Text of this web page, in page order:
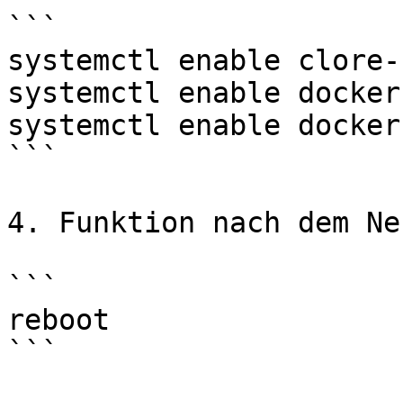
```
systemctl enable
systemctl enable
systemctl enable
```
4. Funktion nach dem
```
reboot
```